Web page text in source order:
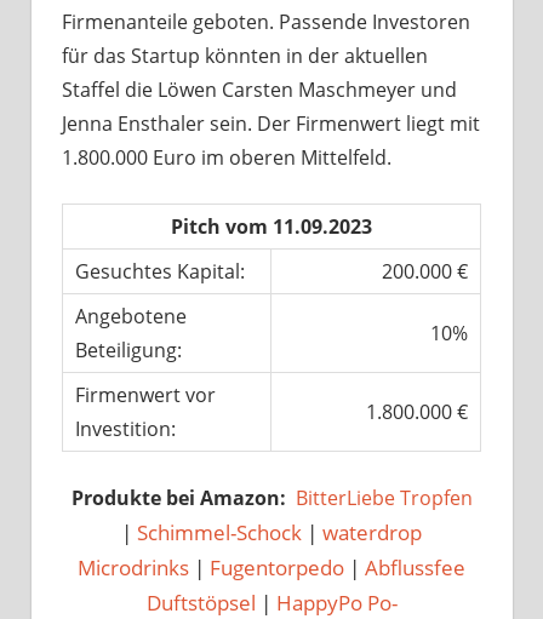
Firmenanteile geboten. Passende Investoren
für das Startup könnten in der aktuellen
Staffel die Löwen Carsten Maschmeyer und
Jenna Ensthaler sein. Der Firmenwert liegt mit
1.800.000 Euro im oberen Mittelfeld.
Pitch vom 11.09.2023
Gesuchtes Kapital:
200.000 €
Angebotene
Beteiligung:
10%
Firmenwert vor
Investition:
1.800.000 €
Produkte bei Amazon: BitterLiebe Tropfen
| Schimmel-Schock | waterdrop
Microdrinks | Fugentorpedo | Abflussfee
Duftstöpsel | HappyPo Po-